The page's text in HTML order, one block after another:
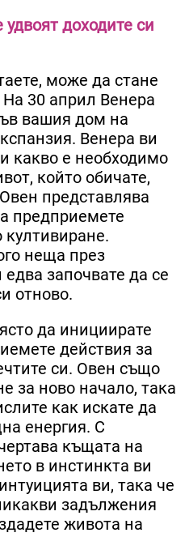
доходите си
може да стане
30 април Венера
вашия дом на
Венера ви
какво е необходимо
който обичате,
представлява
предприемете
култивиране.
неща през
започвате да се
отново.
да инициирате
действия за
си. Овен също
за ново начало, така
как искате да
енергия. С
къщата на
в инстинкта ви
ви, така че
задължения
живота на